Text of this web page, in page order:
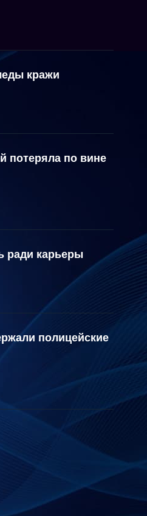
кражи
потеряла по вине
ради карьеры
полицейские